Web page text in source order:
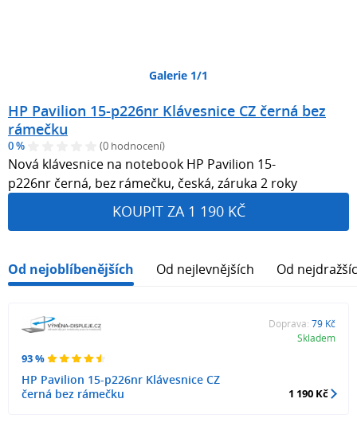
Galerie 1/1
HP Pavilion 15-p226nr Klávesnice CZ černá bez
rámečku
0 % (0 hodnocení)
Nová klávesnice na notebook HP Pavilion 15-
p226nr černá, bez rámečku, česká, záruka 2 roky
KOUPIT ZA 1 190 KČ
Od nejoblíbenějších Od nejlevnějších Od
93 %
HP Pavilion 15-p226nr Klávesnice CZ
černá bez rámečku
Doprava: 79 Kč
Skladem
1 190 Kč